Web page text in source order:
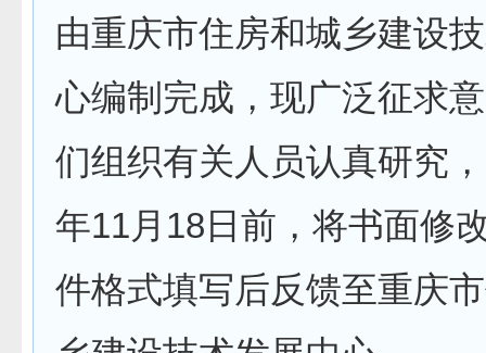
由重庆市住房和城乡建设
心编制完成，现广泛征求
们组织有关人员认真研究
年11月18日前，将书面修
件格式填写后反馈至重庆